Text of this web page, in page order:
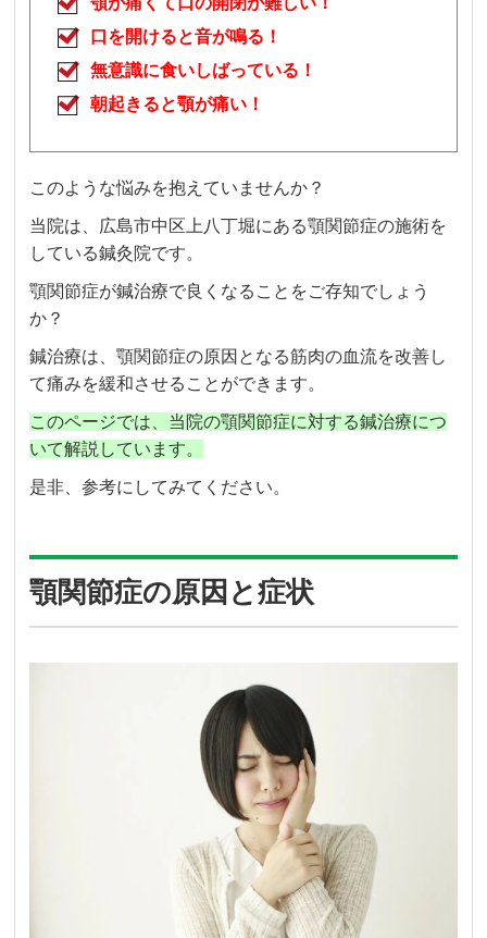
口を開けると音が鳴る！
無意識に食いしばっている！
朝起きると顎が痛い！
このような悩みを抱えていませんか？
当院は、広島市中区上八丁堀にある顎関節症の施術を
している鍼灸院です。
顎関節症が鍼治療で良くなることをご存知でしょう
か？
鍼治療は、顎関節症の原因となる筋肉の血流を改善し
て痛みを緩和させることができます。
このページでは、当院の顎関節症に対する鍼治療につ
いて解説しています。
是非、参考にしてみてください。
顎関節症の原因と症状